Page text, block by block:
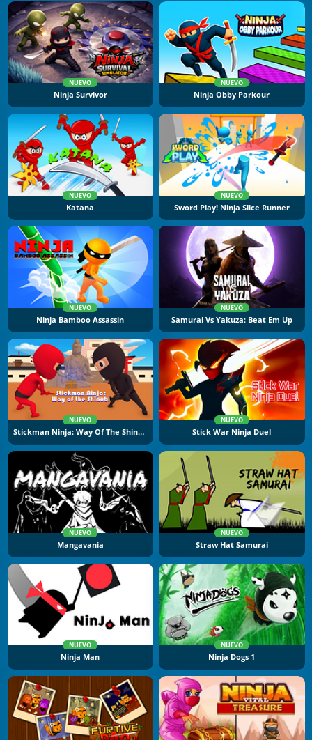
NUEVO
Ninja Survivor
NUEVO
Ninja Obby Parkour
NUEVO
Katana
NUEVO
Sword Play! Ninja Slice Runner
NUEVO
Ninja Bamboo Assassin
NUEVO
Samurai Vs Yakuza: Beat Em Up
NUEVO
Stickman Ninja: Way Of The Shinobi
NUEVO
Stick War Ninja Duel
NUEVO
Mangavania
NUEVO
Straw Hat Samurai
NUEVO
Ninja Man
NUEVO
Ninja Dogs 1